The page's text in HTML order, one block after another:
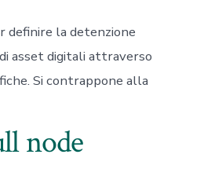
definire la detenzione
asset digitali attraverso
Si contrappone alla
node